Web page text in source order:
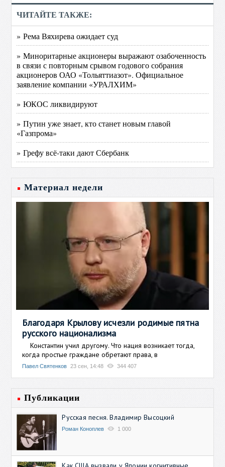
ЧИТАЙТЕ ТАКЖЕ:
» Рема Вяхирева ожидает суд
» Миноритарные акционеры выражают озабоченность
в связи с повторным срывом годового собрания
акционеров ОАО «Тольяттиазот». Официальное
заявление компании «УРАЛХИМ»
» ЮКОС ликвидируют
» Путин уже знает, кто станет новым главой
«Газпрома»
» Грефу всё-таки дают Сбербанк
Материал недели
Благодаря Крылову исчезли родимые пятна
русского национализма
Константин учил другому. Что нация возникает тогда,
когда простые граждане обретают права, в
Павел Святенков 23 сен, 14:48 344 407
Публикации
Русская песня. Владимир Высоцкий
Роман Коноплев 1 000